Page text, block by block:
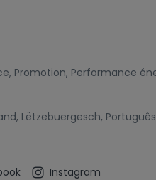
un service à la clientèle
construction, de l'achat-
au tout public et tout
ses procédures.
, Promotion, Performance
, Lëtzebuergesch, Português
Instagram